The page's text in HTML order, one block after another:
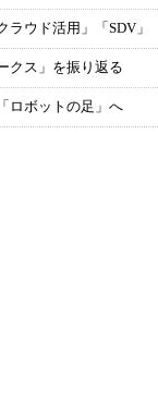
ラウド活用」「SDV
クス」を振り返る
ロボットの足」へ